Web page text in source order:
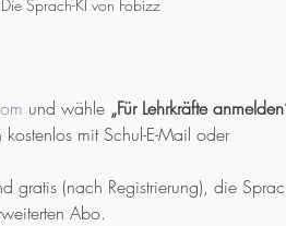
Die Sprach-KI von Fobizz
und wähle „Für Lehrkräfte
kostenlos mit Schul-E-Mail oder
gratis (nach Registrierung), die
Abo.